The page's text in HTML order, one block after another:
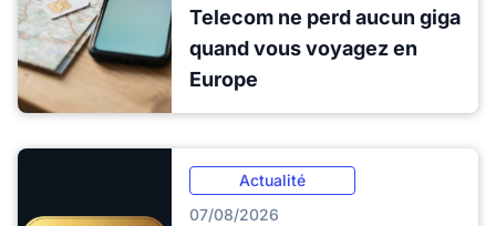
Telecom ne perd aucun giga
quand vous voyagez en
Europe
Actualité
07/08/2026